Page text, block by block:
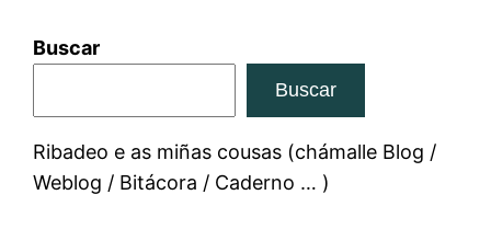
Buscar
Buscar
Ribadeo e as miñas cousas (chámalle Blog /
Weblog / Bitácora / Caderno … )